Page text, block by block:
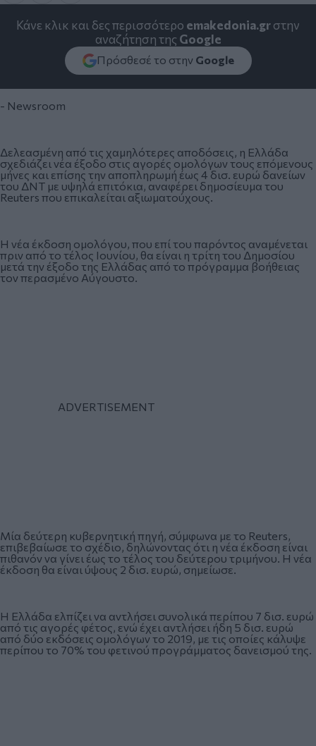
Κάνε κλικ και δες περισσότερο emakedonia.grστην
αναζήτηση της Google
Πρόσθεσέ το στην Google
- Newsroom
Δελεασμένη από τις χαμηλότερες αποδόσεις, η Ελλάδα
σχεδιάζει νέα έξοδο στις αγορές ομολόγων τους επόμενους
μήνες και επίσης την αποπληρωμή έως 4 δισ. ευρώ δανείων
του ΔΝΤ με υψηλά επιτόκια, αναφέρει δημοσίευμα του
Reuters που επικαλείται αξιωματούχους.
Η νέα έκδοση ομολόγου, που επί του παρόντος αναμένεται
πριν από το τέλος Ιουνίου, θα είναι η τρίτη του Δημοσίου
μετά την έξοδο της Ελλάδας από το πρόγραμμα βοήθειας
τον περασμένο Αύγουστο.
Μία δεύτερη κυβερνητική πηγή, σύμφωνα με το Reuters,
επιβεβαίωσε το σχέδιο, δηλώνοντας ότι η νέα έκδοση είναι
πιθανόν να γίνει έως το τέλος του δεύτερου τριμήνου. Η νέα
έκδοση θα είναι ύψους 2 δισ. ευρώ, σημείωσε.
Η Ελλάδα ελπίζει να αντλήσει συνολικά περίπου 7 δισ. ευρώ
από τις αγορές φέτος, ενώ έχει αντλήσει ήδη 5 δισ. ευρώ
από δύο εκδόσεις ομολόγων το 2019, με τις οποίες κάλυψε
περίπου το 70% του φετινού προγράμματος δανεισμού της.